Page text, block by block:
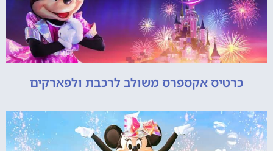
כרטיס אקספרס משולב לרכבת ולפארקים